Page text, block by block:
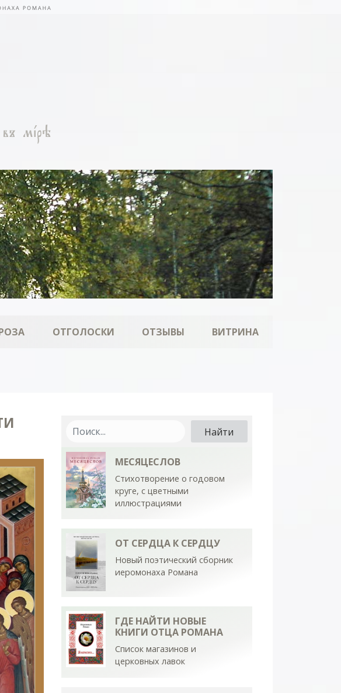
ОТГОЛОСКИ ОТЗЫВЫ ВИТРИНА
МЕСЯЦЕСЛОВ
Стихотворение о годовом
круге, с цветными
иллюстрациями
ОТ СЕРДЦА К СЕРДЦУ
Новый поэтический сборник
иеромонаха Романа
ГДЕ НАЙТИ НОВЫЕ
КНИГИ ОТЦА РОМАНА
Список магазинов и
церковных лавок